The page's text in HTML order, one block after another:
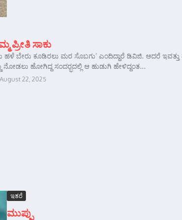
ಪ್ರೀತಿ ಸಾಕು
ಹಳೆ ಬೇರು ಕೂಡಿರಲು ಮರ ಸೊಬಗು’ ಎಂದಿದ್ದಾರೆ ಡಿವಿಜಿ. ಆದರೆ
ನೋಡಲು ಹೋಗಿದ್ದ ಸಂದರ್‍ಭದಲ್ಲಿ ಆ ಹುಡುಗಿ ಹೇಳಿದ್ದಂತ...
August 22, 2025
ಇತರೆ
ಮುಪ್ಪು